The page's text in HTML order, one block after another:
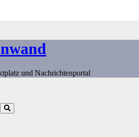
und Nachrichtenportal